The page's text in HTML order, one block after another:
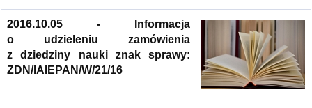
2016.10.05 - Informacja
o udzieleniu zamówienia
z dziedziny nauki znak sprawy:
ZDN/IAIEPAN/W/21/16